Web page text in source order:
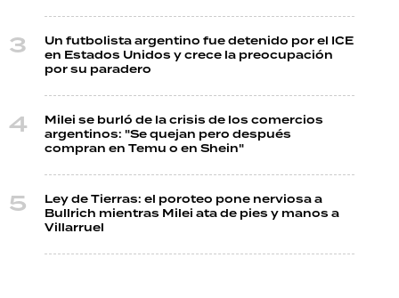
Un futbolista argentino fue detenido por el ICE
en Estados Unidos y crece la preocupación
por su paradero
Milei se burló de la crisis de los comercios
argentinos: "Se quejan pero después
compran en Temu o en Shein"
Ley de Tierras: el poroteo pone nerviosa a
Bullrich mientras Milei ata de pies y manos a
Villarruel